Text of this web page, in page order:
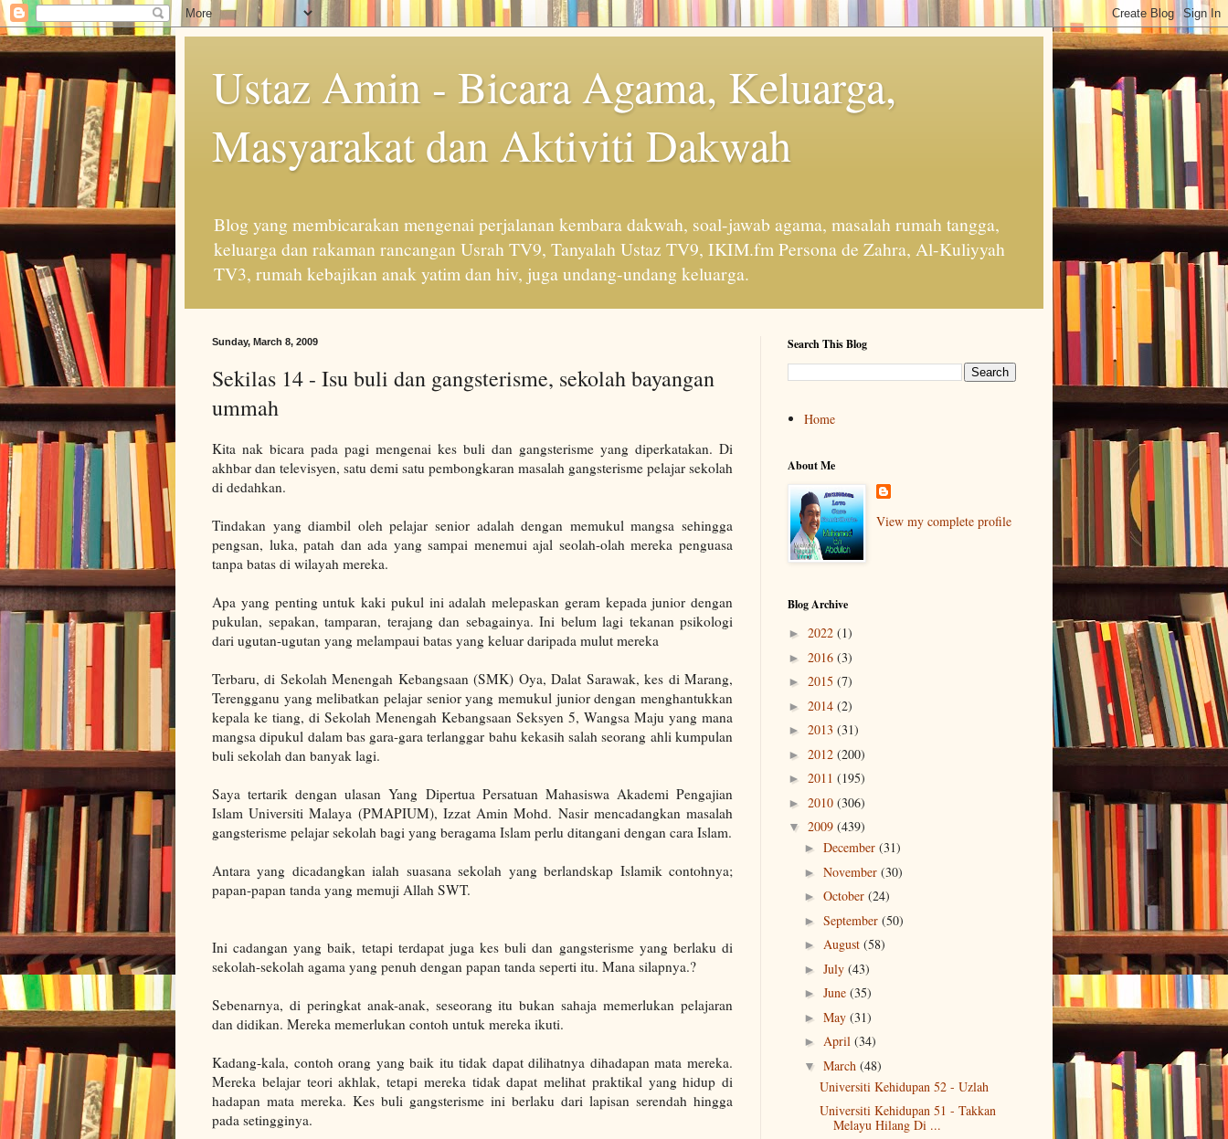
Ustaz Amin - Bicara Agama, Keluarga,
Masyarakat dan Aktiviti Dakwah
Blog yang membicarakan mengenai perjalanan kembara dakwah, soal-jawab agama, masalah rumah tangga,
keluarga dan rakaman rancangan Usrah TV9, Tanyalah Ustaz TV9, IKIM.fm Persona de Zahra, Al-Kuliyyah
TV3, rumah kebajikan anak yatim dan hiv, juga undang-undang keluarga.
Sunday, March 8, 2009
Sekilas 14 - Isu buli dan gangsterisme, sekolah bayangan
ummah
Kita nak bicara pada pagi mengenai kes buli dan gangsterisme yang diperkatakan. Di
akhbar dan televisyen, satu demi satu pembongkaran masalah gangsterisme pelajar sekolah
di dedahkan.
Tindakan yang diambil oleh pelajar senior adalah dengan memukul mangsa sehingga
pengsan, luka, patah dan ada yang sampai menemui ajal seolah-olah mereka penguasa
tanpa batas di wilayah mereka.
Apa yang penting untuk kaki pukul ini adalah melepaskan geram kepada junior dengan
pukulan, sepakan, tamparan, terajang dan sebagainya. Ini belum lagi tekanan psikologi
dari ugutan-ugutan yang melampaui batas yang keluar daripada mulut mereka
Terbaru, di Sekolah Menengah Kebangsaan (SMK) Oya, Dalat Sarawak, kes di Marang,
Terengganu yang melibatkan pelajar senior yang memukul junior dengan menghantukkan
kepala ke tiang, di Sekolah Menengah Kebangsaan Seksyen 5, Wangsa Maju yang mana
mangsa dipukul dalam bas gara-gara terlanggar bahu kekasih salah seorang ahli kumpulan
buli sekolah dan banyak lagi.
Saya tertarik dengan ulasan Yang Dipertua Persatuan Mahasiswa Akademi Pengajian
Islam Universiti Malaya (PMAPIUM), Izzat Amin Mohd. Nasir mencadangkan masalah
gangsterisme pelajar sekolah bagi yang beragama Islam perlu ditangani dengan cara Islam.
Antara yang dicadangkan ialah suasana sekolah yang berlandskap Islamik contohnya;
papan-papan tanda yang memuji Allah SWT.
Ini cadangan yang baik, tetapi terdapat juga kes buli dan gangsterisme yang berlaku di
sekolah-sekolah agama yang penuh dengan papan tanda seperti itu. Mana silapnya.?
Sebenarnya, di peringkat anak-anak, seseorang itu bukan sahaja memerlukan pelajaran
dan didikan. Mereka memerlukan contoh untuk mereka ikuti.
Kadang-kala, contoh orang yang baik itu tidak dapat dilihatnya dihadapan mata mereka.
Mereka belajar teori akhlak, tetapi mereka tidak dapat melihat praktikal yang hidup di
hadapan mata mereka. Kes buli gangsterisme ini berlaku dari lapisan serendah hingga
pada setingginya.
Search This Blog
Home
About Me
View my complete profile
Blog Archive
► 2022 (1)
► 2016 (3)
► 2015 (7)
► 2014 (2)
► 2013 (31)
► 2012 (200)
► 2011 (195)
► 2010 (306)
▼ 2009 (439)
► December (31)
► November (30)
► October (24)
► September (50)
► August (58)
► July (43)
► June (35)
► May (31)
► April (34)
▼ March (48)
Universiti Kehidupan 52 - Uzlah
Universiti Kehidupan 51 - Takkan
Melayu Hilang Di ...